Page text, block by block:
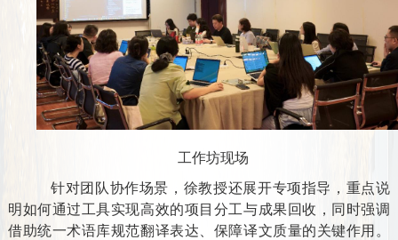
工作坊现场
针对团队协作场景，徐教授还展开专项指导，重点说
明如何通过工具实现高效的项目分工与成果回收，同时强调
借助统一术语库规范翻译表达、保障译文质量的关键作用。